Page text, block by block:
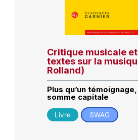
Critique musicale
textes sur la
Rolland)
Plus qu’un
somme capitale
Livre SWAG